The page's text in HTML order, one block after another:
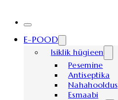
E-POOD
Isiklik hügieen
Pesemine
Antiseptika
Nahahooldus
Esmaabi